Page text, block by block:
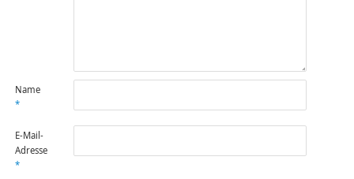
Name
*
E-Mail-
Adresse
*